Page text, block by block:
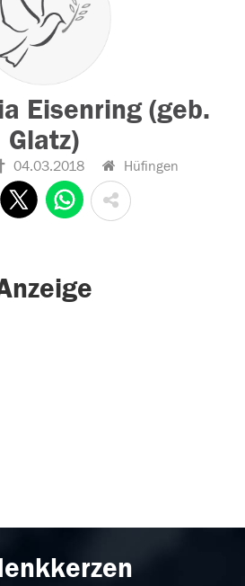
Eisenring (geb.
Glatz)
04.03.2018 Hüfingen